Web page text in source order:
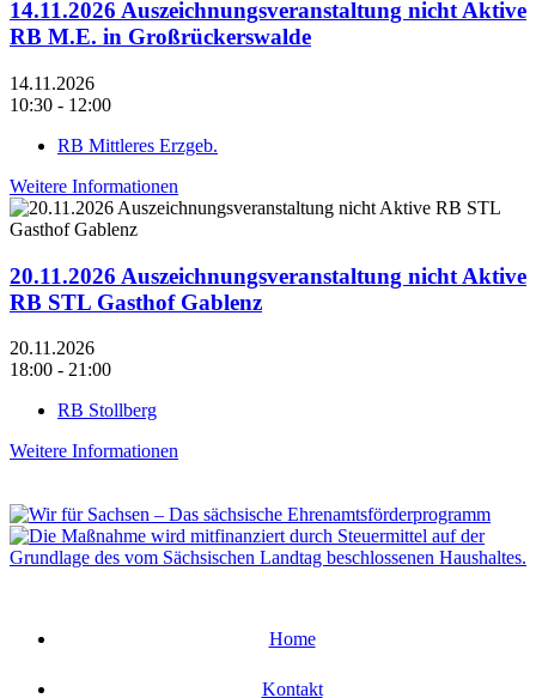
14.11.2026 Auszeichnungsveranstaltung nicht Aktive
RB M.E. in Großrückerswalde
14.11.2026
10:30 - 12:00
RB Mittleres Erzgeb.
Weitere Informationen
20.11.2026 Auszeichnungsveranstaltung nicht Aktive
RB STL Gasthof Gablenz
20.11.2026
18:00 - 21:00
RB Stollberg
Weitere Informationen
Home
Kontakt